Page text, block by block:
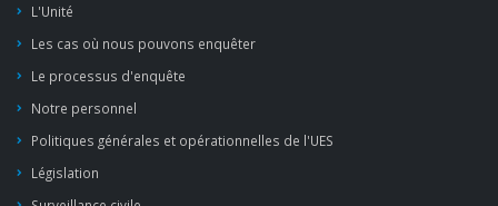
L'Unité
Les cas où nous pouvons enquêter
Le processus d'enquête
Notre personnel
Politiques générales et opérationnelles de l'UES
Législation